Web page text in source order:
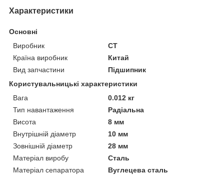
Характеристики
Основні
Виробник
CT
Країна виробник
Китай
Вид запчастини
Підшипник
Користувальницькі характеристики
Вага
0.012 кг
Тип навантаження
Радіальна
Висота
8 мм
Внутрішній діаметр
10 мм
Зовнішній діаметр
28 мм
Матеріал виробу
Сталь
Матеріал сепаратора
Вуглецева сталь